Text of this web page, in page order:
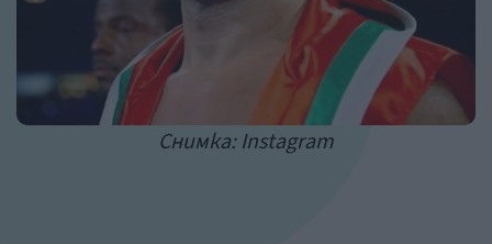
Снимка: Instagram